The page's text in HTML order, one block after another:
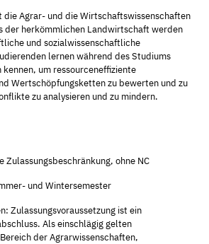
die Agrar- und die Wirtschaftswissenschaften
der herkömmlichen Landwirtschaft werden
und sozialwissenschaftliche
lernen während des Studiums
um ressourceneffiziente
Wertschöpfungsketten zu bewerten und zu
zu analysieren und zu mindern.
Zulassungsbeschränkung, ohne NC
und Wintersemester
Zulassungsvoraussetzung ist ein
Als einschlägig gelten
der Agrarwissenschaften,